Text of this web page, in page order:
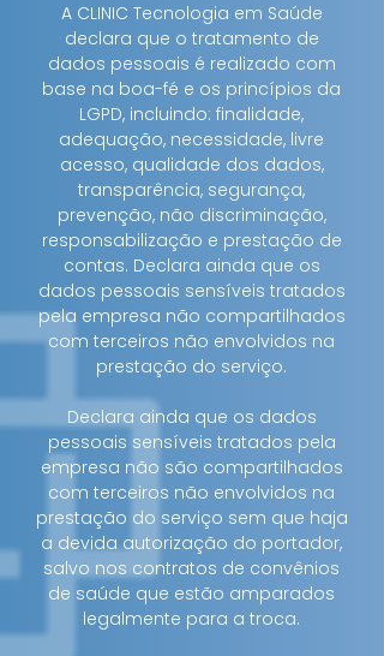
A CLINIC Tecnologia em Saúde
declara que o tratamento de
dados pessoais é realizado com
base na boa-fé e os princípios da
LGPD, incluindo: finalidade,
adequação, necessidade, livre
acesso, qualidade dos dados,
transparência, segurança,
prevenção, não discriminação,
responsabilização e prestação de
contas. Declara ainda que os
dados pessoais sensíveis tratados
pela empresa não compartilhados
com terceiros não envolvidos na
prestação do serviço.
Declara ainda que os dados
pessoais sensíveis tratados pela
empresa não são compartilhados
com terceiros não envolvidos na
prestação do serviço sem que haja
a devida autorização do portador,
salvo nos contratos de convênios
de saúde que estão amparados
legalmente para a troca.